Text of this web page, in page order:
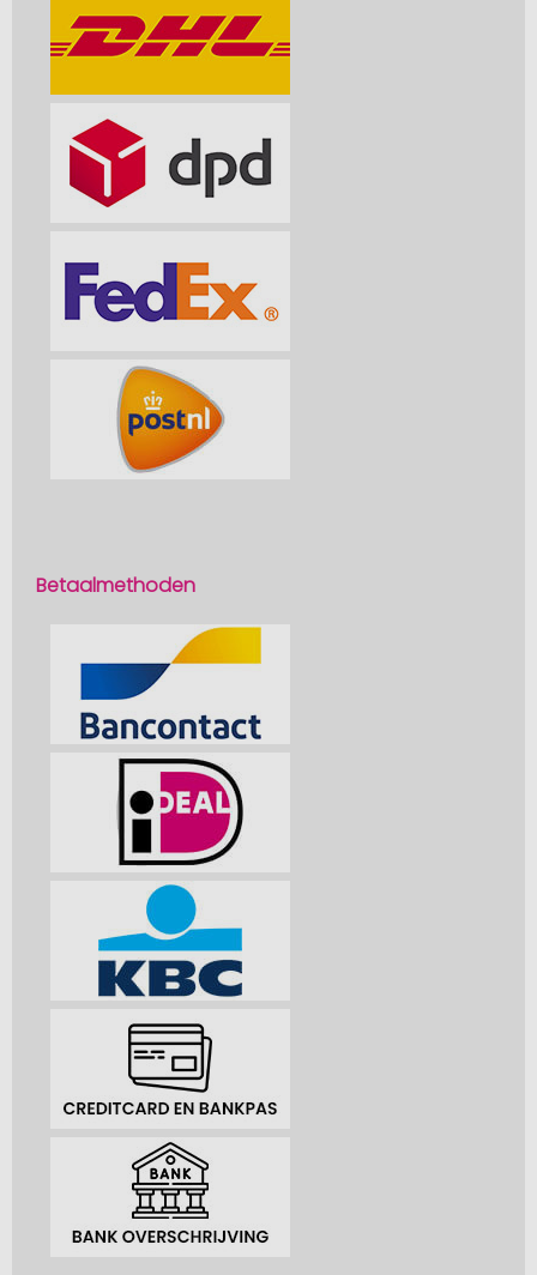
Betaalmethoden